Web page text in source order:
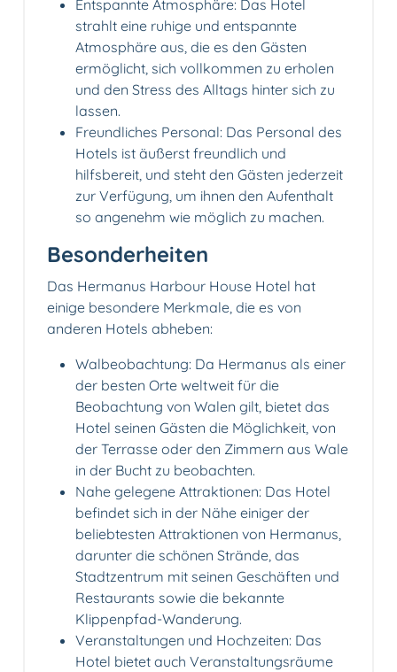
Entspannte Atmosphäre: Das Hotel
strahlt eine ruhige und entspannte
Atmosphäre aus, die es den Gästen
ermöglicht, sich vollkommen zu erholen
und den Stress des Alltags hinter sich zu
lassen.
Freundliches Personal: Das Personal des
Hotels ist äußerst freundlich und
hilfsbereit, und steht den Gästen jederzeit
zur Verfügung, um ihnen den Aufenthalt
so angenehm wie möglich zu machen.
Besonderheiten
Das Hermanus Harbour House Hotel hat
einige besondere Merkmale, die es von
anderen Hotels abheben:
Walbeobachtung: Da Hermanus als einer
der besten Orte weltweit für die
Beobachtung von Walen gilt, bietet das
Hotel seinen Gästen die Möglichkeit, von
der Terrasse oder den Zimmern aus Wale
in der Bucht zu beobachten.
Nahe gelegene Attraktionen: Das Hotel
befindet sich in der Nähe einiger der
beliebtesten Attraktionen von Hermanus,
darunter die schönen Strände, das
Stadtzentrum mit seinen Geschäften und
Restaurants sowie die bekannte
Klippenpfad-Wanderung.
Veranstaltungen und Hochzeiten: Das
Hotel bietet auch Veranstaltungsräume